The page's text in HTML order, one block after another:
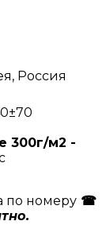
Россия
300г/м2 -
по номеру ☎